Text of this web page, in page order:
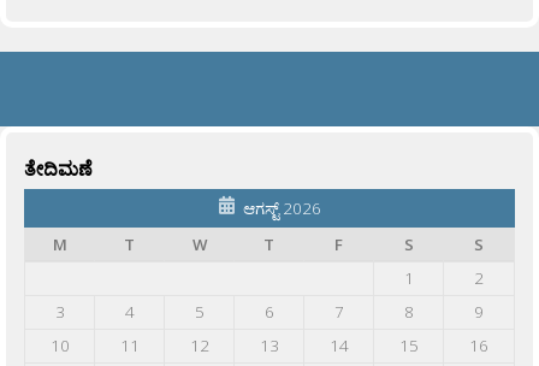
ತೇದಿಮಣೆ
ಆಗಸ್ಟ್ 2026
M
T W T F S
S
1
2
3
4 5 6 7 8
9
10
11 12 13 14 15
16